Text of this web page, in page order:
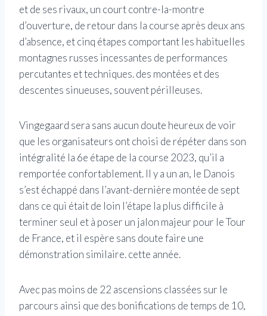
et de ses rivaux, un court contre-la-montre
d’ouverture, de retour dans la course après deux ans
d’absence, et cinq étapes comportant les habituelles
montagnes russes incessantes de performances
percutantes et techniques. des montées et des
descentes sinueuses, souvent périlleuses.
Vingegaard sera sans aucun doute heureux de voir
que les organisateurs ont choisi de répéter dans son
intégralité la 6e étape de la course 2023, qu’il a
remportée confortablement. Il y a un an, le Danois
s’est échappé dans l’avant-dernière montée de sept
dans ce qui était de loin l’étape la plus difficile à
terminer seul et à poser un jalon majeur pour le Tour
de France, et il espère sans doute faire une
démonstration similaire. cette année.
Avec pas moins de 22 ascensions classées sur le
parcours ainsi que des bonifications de temps de 10,